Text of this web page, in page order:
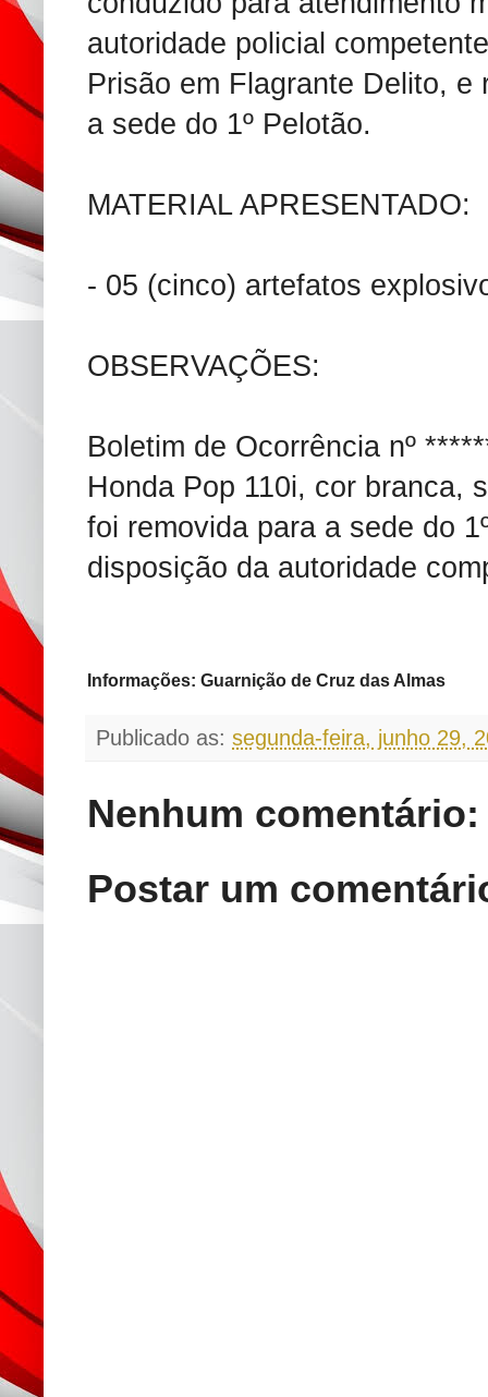
autoridade policial
Prisão em Flagrante Delito,
a sede do 1º Pelotão.
MATERIAL APRESENTADO:
- 05 (cinco) artefatos
OBSERVAÇÕES:
Boletim de Ocorrência nº
Honda Pop 110i, cor branca,
foi removida para a sede do
disposição da autoridade
Informações: Guarnição de Cruz das Almas
Publicado as: segunda-feira, junho 29,
Nenhum comentário:
Postar um